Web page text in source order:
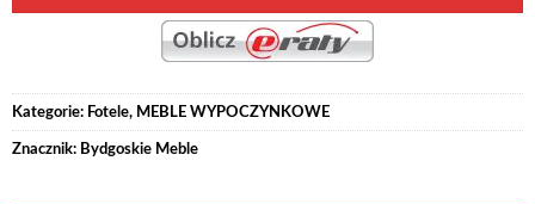
Kategorie: Fotele, MEBLE WYPOCZYNKOWE
Znacznik: Bydgoskie Meble